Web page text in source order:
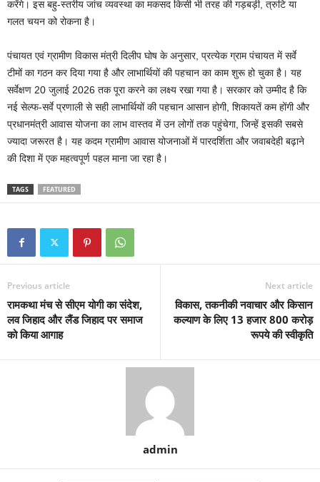
करेंगे। इस बहु-स्तरीय जांच व्यवस्था का मकसद किसी भी तरह की गड़बड़ी, त्रुटि या
गलत चयन को रोकना है।
पंचायत एवं ग्रामीण विकास मंत्री दिलीप घोष के अनुसार, प्रत्येक ग्राम पंचायत में सर्वे
टीमों का गठन कर दिया गया है और लाभार्थियों की पहचान का काम शुरू हो चुका है। यह
सर्वेक्षण 20 जुलाई 2026 तक पूरा करने का लक्ष्य रखा गया है। सरकार को उम्मीद है कि
नई सेल्फ-सर्वे प्रणाली से सही लाभार्थियों की पहचान आसान होगी, शिकायतें कम होंगी और
प्रधानमंत्री आवास योजना का लाभ वास्तव में उन लोगों तक पहुंचेगा, जिन्हें इसकी सबसे
ज्यादा जरूरत है। यह कदम ग्रामीण आवास योजनाओं में पारदर्शिता और जवाबदेही बढ़ाने
की दिशा में एक महत्वपूर्ण पहल माना जा रहा है।
TAGS FEATURED
Previous article
रामकथा मंच से सीएम योगी का संदेश,
लव जिहाद और लैंड जिहाद पर समाज
को किया आगाह
Next article
विकास, तकनीकी नवाचार और किसान
कल्याण के लिए 13 हजार 800 करोड़
रूपये की स्वीकृति
admin